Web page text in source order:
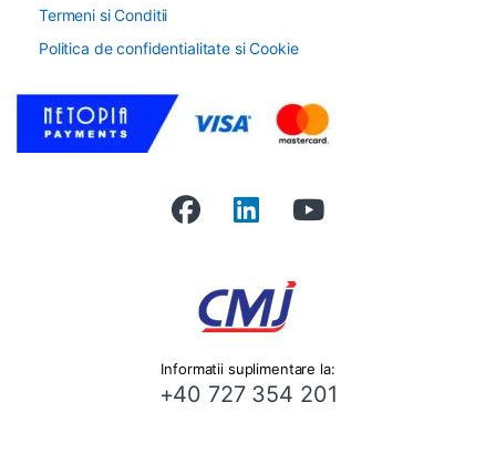
Termeni si Conditii
Politica de confidentialitate si Cookie
Informatii suplimentare la:
+40 727 354 201